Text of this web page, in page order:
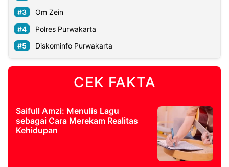
Om Zein
Polres Purwakarta
Diskominfo Purwakarta
CEK FAKTA
Saifull Amzi: Menulis Lagu
sebagai Cara Merekam Realitas
Kehidupan